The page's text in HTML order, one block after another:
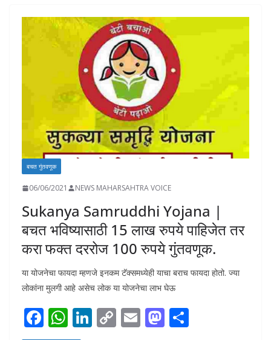
बचत गुंतवणूक
06/06/2021 NEWS MAHARSAHTRA VOICE
Sukanya Samruddhi Yojana |
बचत भविष्यासाठी 15 लाख रुपये पाहिजेत तर
करा फक्त दररोज 100 रुपये गुंतवणूक.
या योजनेचा फायदा म्हणजे इनकम टॅक्समध्येही याचा बराच फायदा होतो. ज्या
लोकांना मुलगी आहे असेच लोक या योजनेचा लाभ घेऊ
F W Li C E M